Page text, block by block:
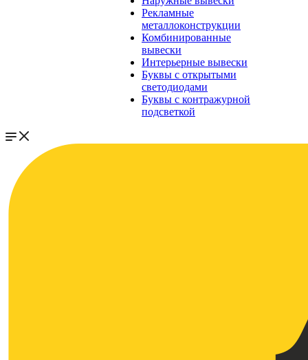
Рекламные
металлоконструкции
Комбинированные
вывески
Интерьерные вывески
Буквы с открытыми
светодиодами
Буквы с контражурной
подсветкой